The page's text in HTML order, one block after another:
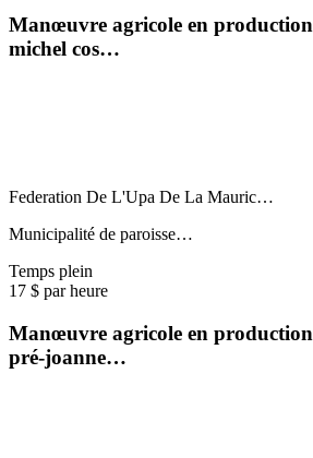
Manœuvre agricole en
michel cos…
Federation De L'Upa De La Mauric…
Municipalité de paroisse…
Temps plein
17 $ par heure
Manœuvre agricole en
pré-joanne…